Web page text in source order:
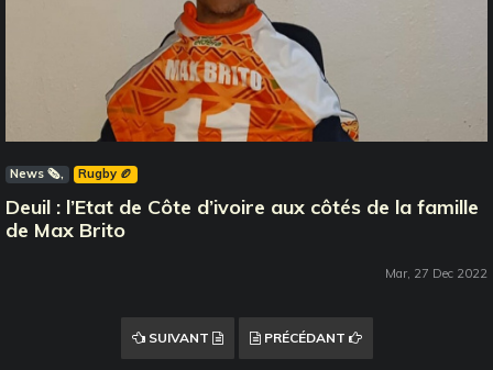
News 🗞️ Rugby 🏉
Deuil : l’Etat de Côte d’ivoire aux côtés de la famille
de Max Brito
Mar, 27 Dec 2022
SUIVANT PRÉCÉDANT